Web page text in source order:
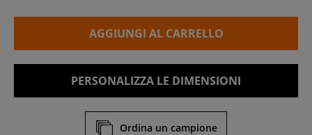
AGGIUNGI AL CARRELLO
PERSONALIZZA LE DIMENSIONI
Ordina un campione